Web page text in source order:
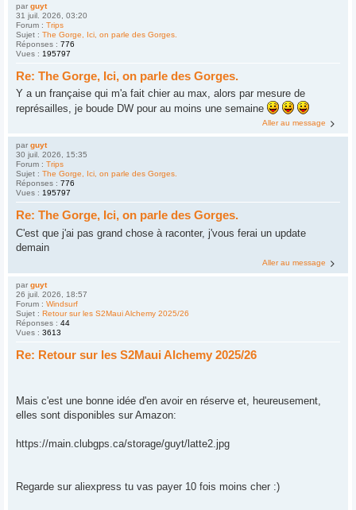
par guyt
31 juil. 2026, 03:20
Forum : Trips
Sujet : The Gorge, Ici, on parle des Gorges.
Réponses : 776
Vues : 195797
Re: The Gorge, Ici, on parle des Gorges.
Y a un française qui m'a fait chier au max, alors par mesure de
représailles, je boude DW pour au moins une semaine
Aller au message
par guyt
30 juil. 2026, 15:35
Forum : Trips
Sujet : The Gorge, Ici, on parle des Gorges.
Réponses : 776
Vues : 195797
Re: The Gorge, Ici, on parle des Gorges.
C'est que j'ai pas grand chose à raconter, j'vous ferai un update
demain
Aller au message
par guyt
26 juil. 2026, 18:57
Forum : Windsurf
Sujet : Retour sur les S2Maui Alchemy 2025/26
Réponses : 44
Vues : 3613
Re: Retour sur les S2Maui Alchemy 2025/26
Mais c'est une bonne idée d'en avoir en réserve et, heureusement,
elles sont disponibles sur Amazon:
https://main.clubgps.ca/storage/guyt/latte2.jpg
Regarde sur aliexpress tu vas payer 10 fois moins cher :)